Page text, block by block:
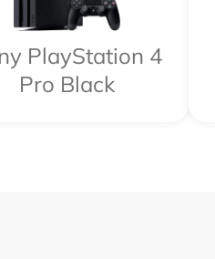
PlayStation 4
Pro Black